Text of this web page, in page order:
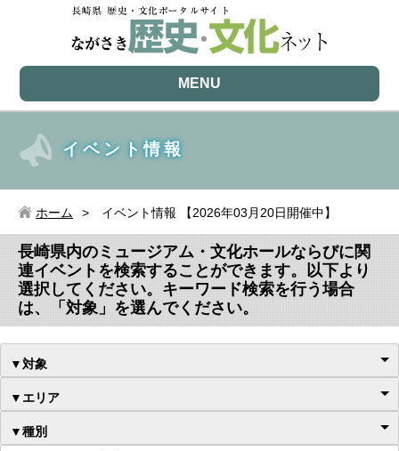
MENU
イベント情報
ホーム イベント情報 【2026年03月20日開催中】
長崎県内のミュージアム・文化ホールならびに関
連イベントを検索することができます。以下より
選択してください。キーワード検索を行う場合
は、「対象」を選んでください。
▼対象
▼エリア
▼種別